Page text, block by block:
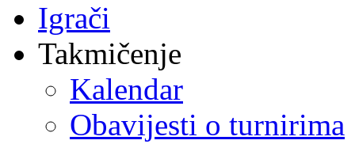
Igrači
Takmičenje
Kalendar
Obavijesti o turnirima